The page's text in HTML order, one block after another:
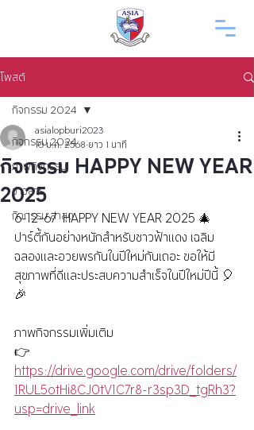
โพสต์
กิจกรรม 2024
ภาพกิจกรรม
ข่าวสาร
กิจกรรม ล่าสุด
กิจกรรม 2024
กิจกรรม HAPPY NEW YEAR
2025
asialopburi2023
10 ม.ค. 2568 ยาว 1 นาที
6-12-67  HAPPY NEW YEAR 2025 🎄
ปาร์ตี้กันอย่างหนักสำหรับชาวฟ้าแดง เฉลิม
ฉลองและอวยพรกันในปีใหม่กันเถอะ ขอให้มี
สุขภาพที่ดีและประสบความสำเร็จในปีใหม่ปีนี้ 🎈
🎉
ภาพกิจกรรมเพิ่มเติม
👉
https://drive.google.com/drive/folders/
1RUL5otHi8CJ0tV1C7r8-r3sp3D_tgRh3?
usp=drive_link